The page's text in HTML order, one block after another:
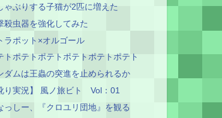
ゃぶりする子猫が2匹に増えた
殺虫器を強化してみた
ラポット×オルゴール
トポテトポテトポテトポテトポテト
ダムは王蟲の突進を止められるか
り実況】 風ノ旅ビト Vol：01
っしー、『クロユリ団地』を観る